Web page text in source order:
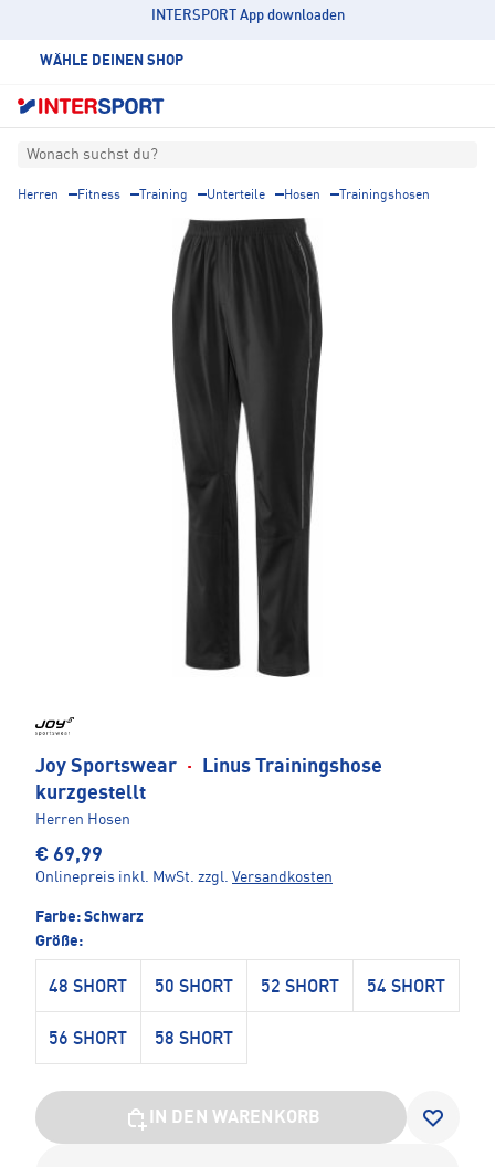
INTERSPORT App downloaden
WÄHLE DEINEN SHOP
Wonach suchst du?
Herren Fitness Training Unterteile Hosen Trainingshosen
Joy Sportswear ·
Linus Trainingshose
kurzgestellt
Herren Hosen
€ 69,99
Onlinepreis inkl. MwSt. zzgl. Versandkosten
Farbe: Schwarz
Größe:
48 SHORT 50 SHORT 52 SHORT 54 SHORT
56 SHORT 58 SHORT
IN DEN WARENKORB